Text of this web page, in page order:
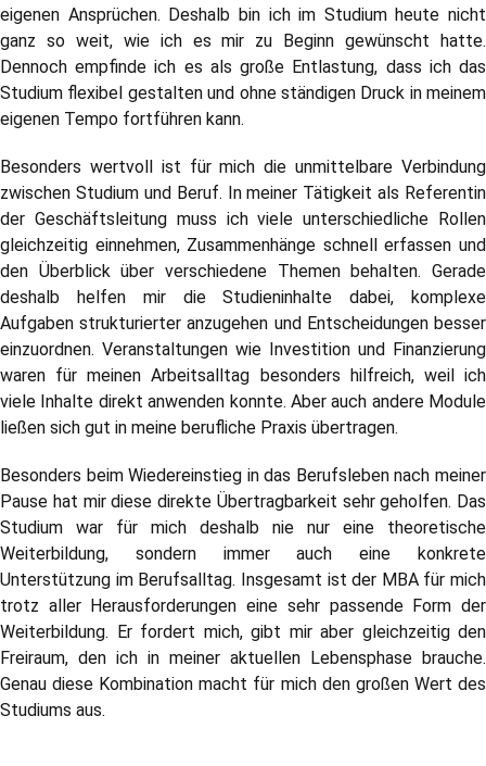
eigenen Ansprüchen. Deshalb bin ich im Studium heute nicht
ganz so weit, wie ich es mir zu Beginn gewünscht hatte.
Dennoch empfinde ich es als große Entlastung, dass ich das
Studium flexibel gestalten und ohne ständigen Druck in meinem
eigenen Tempo fortführen kann.
Besonders wertvoll ist für mich die unmittelbare Verbindung
zwischen Studium und Beruf. In meiner Tätigkeit als Referentin
der Geschäftsleitung muss ich viele unterschiedliche Rollen
gleichzeitig einnehmen, Zusammenhänge schnell erfassen und
den Überblick über verschiedene Themen behalten. Gerade
deshalb helfen mir die Studieninhalte dabei, komplexe
Aufgaben strukturierter anzugehen und Entscheidungen besser
einzuordnen. Veranstaltungen wie Investition und Finanzierung
waren für meinen Arbeitsalltag besonders hilfreich, weil ich
viele Inhalte direkt anwenden konnte. Aber auch andere Module
ließen sich gut in meine berufliche Praxis übertragen.
Besonders beim Wiedereinstieg in das Berufsleben nach meiner
Pause hat mir diese direkte Übertragbarkeit sehr geholfen. Das
Studium war für mich deshalb nie nur eine theoretische
Weiterbildung, sondern immer auch eine konkrete
Unterstützung im Berufsalltag. Insgesamt ist der MBA für mich
trotz aller Herausforderungen eine sehr passende Form der
Weiterbildung. Er fordert mich, gibt mir aber gleichzeitig den
Freiraum, den ich in meiner aktuellen Lebensphase brauche.
Genau diese Kombination macht für mich den großen Wert des
Studiums aus.